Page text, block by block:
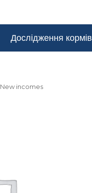
Дослідження кормів
New incomes